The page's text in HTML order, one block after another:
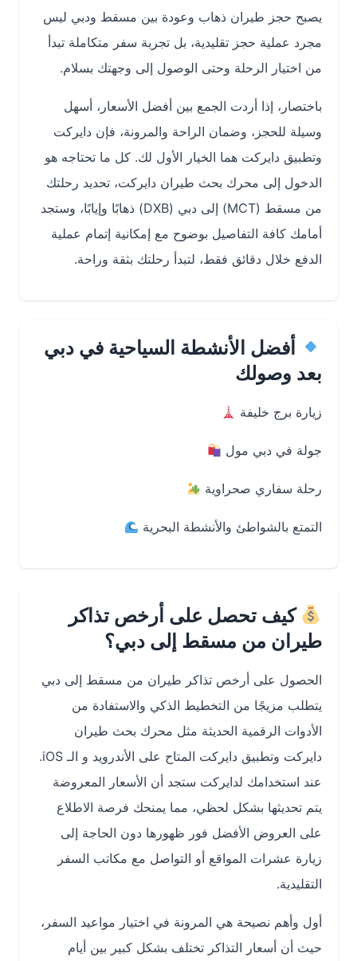
يصبح حجز طيران ذهاب وعودة بين مسقط ودبي ليس
مجرد عملية حجز تقليدية، بل تجربة سفر متكاملة تبدأ
من اختيار الرحلة وحتى الوصول إلى وجهتك بسلام.
باختصار، إذا أردت الجمع بين أفضل الأسعار، أسهل
وسيلة للحجز، وضمان الراحة والمرونة، فإن دايركت
وتطبيق دايركت هما الخيار الأول لك. كل ما تحتاجه هو
الدخول إلى محرك بحث طيران دايركت، تحديد رحلتك
من مسقط (MCT) إلى دبي (DXB) ذهابًا وإيابًا، وستجد
أمامك كافة التفاصيل بوضوح مع إمكانية إتمام عملية
الدفع خلال دقائق فقط، لتبدأ رحلتك بثقة وراحة.
أفضل الأنشطة السياحية في دبي
بعد وصولك
زيارة برج خليفة
جولة في دبي مول
رحلة سفاري صحراوية
التمتع بالشواطئ والأنشطة البحرية
كيف تحصل على أرخص تذاكر
طيران من مسقط إلى دبي؟
الحصول على أرخص تذاكر طيران من مسقط إلى دبي
يتطلب مزيجًا من التخطيط الذكي والاستفادة من
الأدوات الرقمية الحديثة مثل محرك بحث طيران
دايركت وتطبيق دايركت المتاح على الأندرويد و الـ iOS.
عند استخدامك لدايركت ستجد أن الأسعار المعروضة
يتم تحديثها بشكل لحظي، مما يمنحك فرصة الاطلاع
على العروض الأفضل فور ظهورها دون الحاجة إلى
زيارة عشرات المواقع أو التواصل مع مكاتب السفر
التقليدية.
أول وأهم نصيحة هي المرونة في اختيار مواعيد السفر،
حيث أن أسعار التذاكر تختلف بشكل كبير بين أيام